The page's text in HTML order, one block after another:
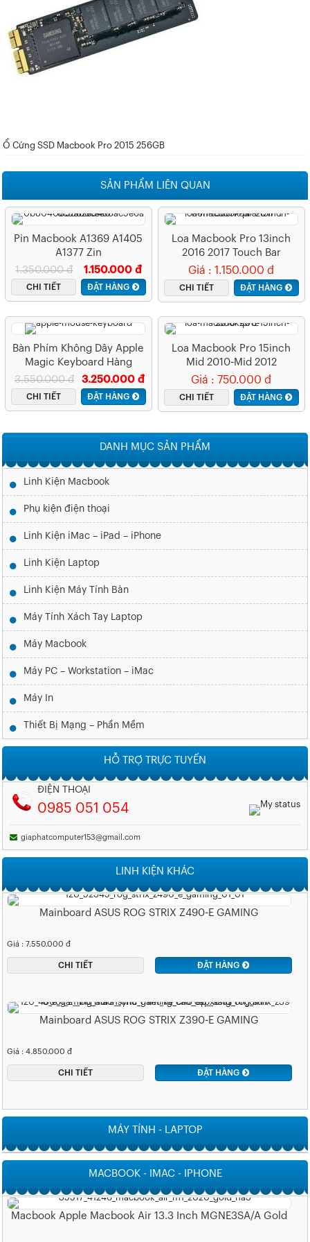
Ổ Cứng SSD Macbook Pro 2015 256GB
SẢN PHẨM LIÊN QUAN
Pin Macbook A1369 A1405
A1377 Zin
1.150.000 đ
1.350.000 đ
CHI TIẾT ĐẶT HÀNG
Loa Macbook Pro 13inch
2016 2017 Touch Bar
Giá : 1.150.000 đ
CHI TIẾT ĐẶT HÀNG
Bàn Phím Không Dây Apple
Magic Keyboard Hàng
Chính Hãng3.250.000 đ
3.550.000 đ
CHI TIẾT ĐẶT HÀNG
Loa Macbook Pro 15inch
Mid 2010-Mid 2012
Giá : 750.000 đ
CHI TIẾT ĐẶT HÀNG
DANH MỤC SẢN PHẨM
Linh Kiện Macbook
Phụ kiện điện thoại
Linh Kiện iMac – iPad – iPhone
Linh Kiện Laptop
Linh Kiện Máy Tính Bàn
Máy Tính Xách Tay Laptop
Máy Macbook
Máy PC – Workstation – iMac
Máy In
Thiết Bị Mạng – Phần Mềm
HỖ TRỢ TRỰC TUYẾN
ĐIỆN THOẠI
0985 051 054
giaphatcomputer153@gmail.com
LINH KIỆN KHÁC
Mainboard ASUS ROG STRIX Z490-E GAMING
Giá : 7.550.000 đ
CHI TIẾT ĐẶT HÀNG
Mainboard ASUS ROG STRIX Z390-E GAMING
Giá : 4.850.000 đ
CHI TIẾT ĐẶT HÀNG
MÁY TÍNH - LAPTOP
MACBOOK - IMAC - IPHONE
Macbook Apple Macbook Air 13.3 Inch MGNE3SA/A Gold